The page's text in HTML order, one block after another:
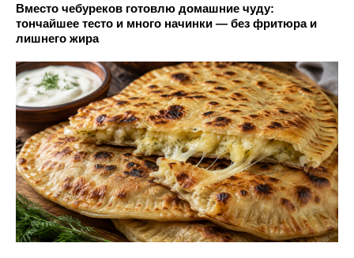
Вместо чебуреков готовлю домашние чуду:
тончайшее тесто и много начинки — без фритюра и
лишнего жира